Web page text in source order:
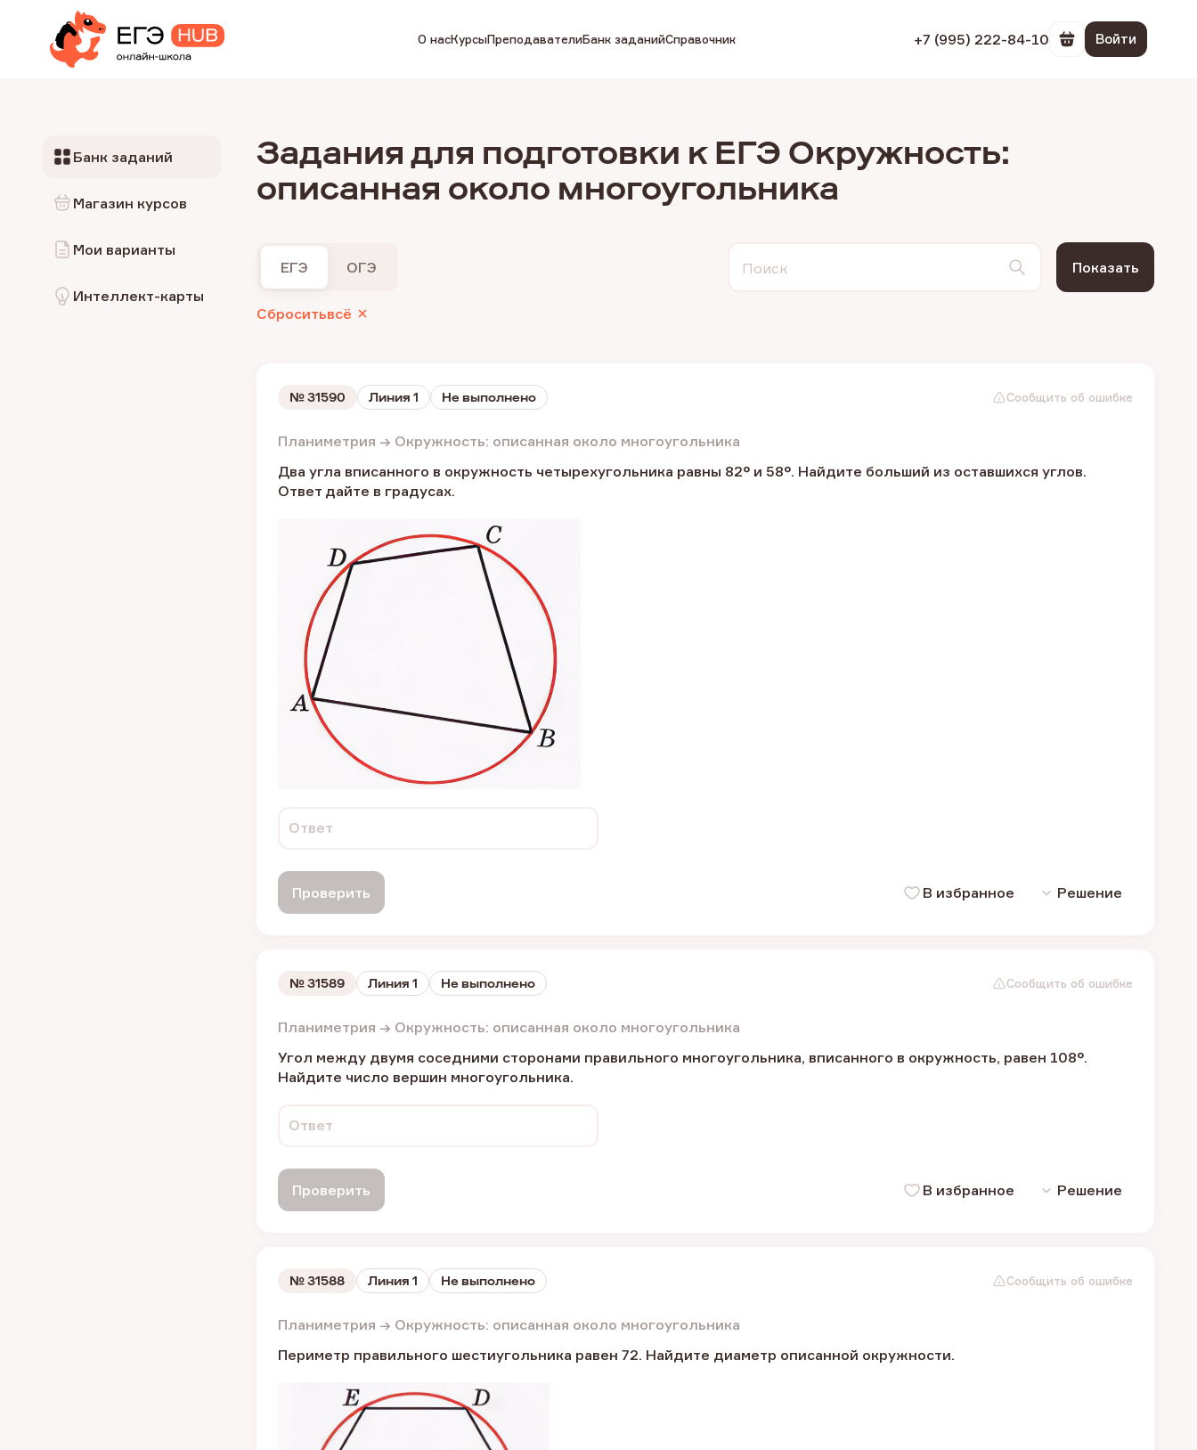
О насКурсыПреподавателиБанк заданийСправочник +7 (995) 222-84-10 Перейти в
Войти
Банк заданий
Магазин курсов
Мои варианты
Интеллект-карты
Задания для подготовки к ЕГЭ Окружность:
описанная около многоугольника
ЕГЭ ОГЭ Поиск Показать
Сброситьвсё
№31590 Линия 1 Не выполнено Сообщить об ошибке
Планиметрия → Окружность: описанная около многоугольника
Два угла вписанного в окружность четырехугольника равны 82° и 58°. Найдите больший из оставшихся углов.
Ответ дайте в градусах.
Ответ
Проверить В избранное Решение
№31589 Линия 1 Не выполнено Сообщить об ошибке
Планиметрия → Окружность: описанная около многоугольника
Угол между двумя соседними сторонами правильного многоугольника, вписанного в окружность, равен 108°.
Найдите число вершин многоугольника.
Ответ
Проверить В избранное Решение
№31588 Линия 1 Не выполнено Сообщить об ошибке
Планиметрия → Окружность: описанная около многоугольника
Периметр правильного шестиугольника равен 72. Найдите диаметр описанной окружности.